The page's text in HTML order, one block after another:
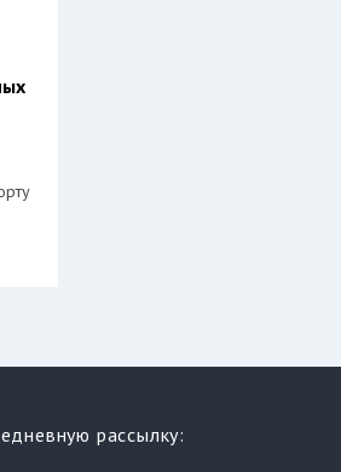
рассылку: